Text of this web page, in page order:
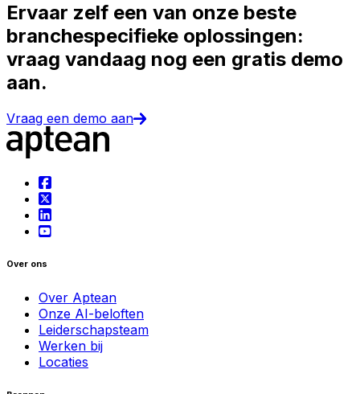
Ervaar zelf een van onze beste
branchespecifieke oplossingen:
vraag vandaag nog een gratis demo
aan.
Vraag een demo aan
Over ons
Over Aptean
Onze AI-beloften
Leiderschapsteam
Werken bij
Locaties